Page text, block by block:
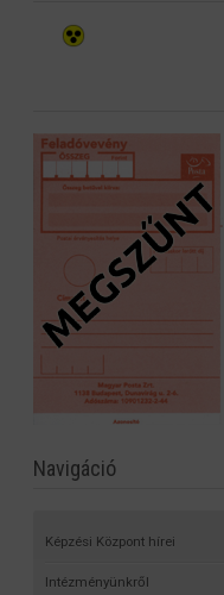
Navigáció
Képzési Központ hírei
Intézményünkről